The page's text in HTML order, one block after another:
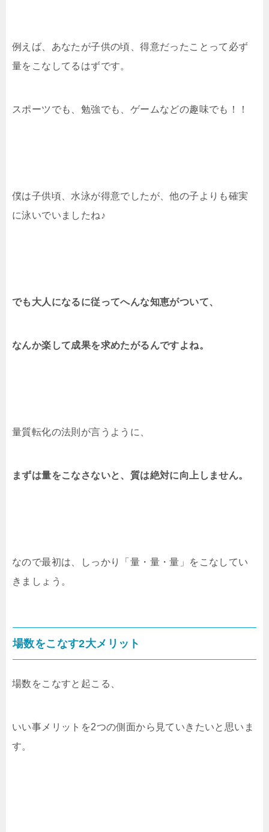
例えば、あなたが子供の頃、得意だったことって必ず
量をこなしてるはずです。
スポーツでも、勉強でも、ゲームなどの趣味でも！！
僕は子供頃、水泳が得意でしたが、他の子よりも確実
に泳いでいましたね♪
でも大人になるに従ってへんな知恵がついて、
なんか楽して成果を求めたがるんですよね。
量質転化の法則が言うように、
まずは量をこなさないと、質は絶対に向上しません。
なので最初は、しっかり「量・量・量」をこなしてい
きましょう。
場数をこなす2大メリット
場数をこなすと起こる、
いい事メリットを2つの側面から見ていきたいと思いま
す。